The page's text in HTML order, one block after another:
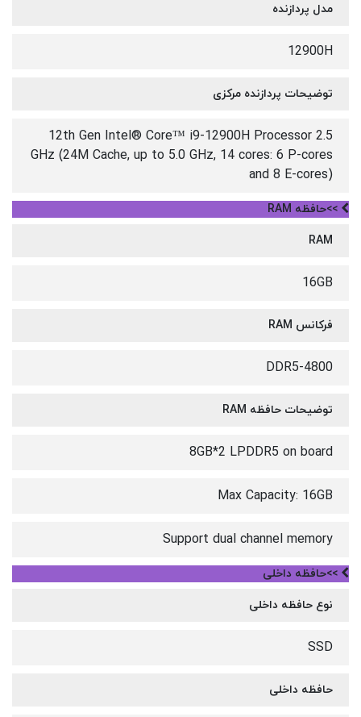
مدل پردازنده
12900H
توضیحات پردازنده مرکزی
12th Gen Intel® Core™ i9-12900H Processor 2.5
GHz (24M Cache, up to 5.0 GHz, 14 cores: 6 P-cores
and 8 E-cores)
>>حافظه RAM
RAM
16GB
فرکانس RAM
DDR5-4800
توضیحات حافظه RAM
8GB*2 LPDDR5 on board
Max Capacity: 16GB
Support dual channel memory
>>حافظه داخلی
نوع حافظه داخلی
SSD
حافظه داخلی